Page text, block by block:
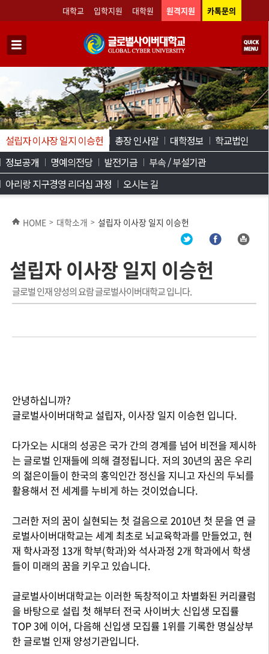
대학교 입학지원 대학원 원격지원 카톡문의
설립자 이사장 일지 이승헌 총장 인사말 대학정보
학교법인
정보공개
명예의전당 발전기금
부속 / 부설기관
아리랑 지구경영 리더십 과정
오시는 길
HOME > 대학소개 > 설립자 이사장 일지 이승헌
설립자 이사장 일지 이승헌
글로벌 인재 양성의 요람 글로벌사이버대학교 입니다.
안녕하십니까?
글로벌사이버대학교 설립자, 이사장 일지 이승헌 입니다.
다가오는 시대의 성공은 국가 간의 경계를 넘어 비전을 제시하
는 글로벌 인재들에 의해 결정됩니다. 저의 30년의 꿈은 우리
의 젊은이들이 한국의 홍익인간 정신을 지니고 자신의 두뇌를
활용해서 전 세계를 누비게 하는 것이었습니다.
그러한 저의 꿈이 실현되는 첫 걸음으로 2010년 첫 문을 연 글
로벌사이버대학교는 세계 최초로 뇌교육학과를 만들었고, 현
재 학사과정 13개 학부(학과)와 석사과정 2개 학과에서 학생
들이 미래의 꿈을 키우고 있습니다.
글로벌사이버대학교는 이러한 독창적이고 차별화된 커리큘럼
을 바탕으로 설립 첫 해부터 전국 사이버大 신입생 모집률
TOP 3에 이어, 다음해 신입생 모집률 1위를 기록한 명실상부
한 글로벌 인재 양성기관입니다.